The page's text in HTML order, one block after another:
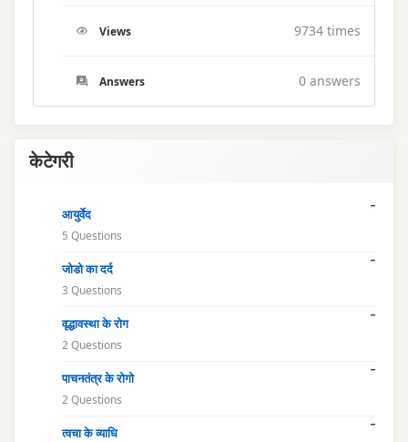
Views 9734 times
Answers 0 answers
केटेगरी
आयुर्वेद
5 Questions
जोडो का दर्द
3 Questions
वृद्धावस्था के रोग
2 Questions
पाचनतंत्र के रोगो
2 Questions
त्वचा के व्याधि